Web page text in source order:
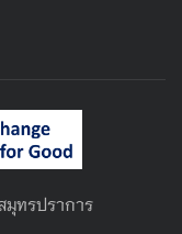
ทรปราการ